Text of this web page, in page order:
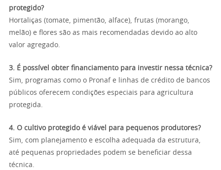
protegido?
Hortaliças (tomate, pimentão, alface), frutas (morango,
melão) e flores são as mais recomendadas devido ao alto
valor agregado.
3. É possível obter financiamento para investir nessa técnica?
Sim, programas como o Pronaf e linhas de crédito de bancos
públicos oferecem condições especiais para agricultura
protegida.
4. O cultivo protegido é viável para pequenos produtores?
Sim, com planejamento e escolha adequada da estrutura,
até pequenas propriedades podem se beneficiar dessa
técnica.